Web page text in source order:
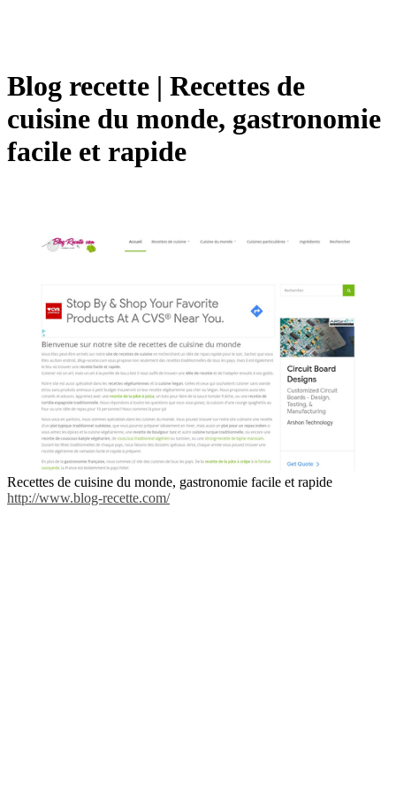
Blog recette | Recettes de
cuisine du monde, gastronomie
facile et rapide
Recettes de cuisine du monde, gastronomie facile et rapide
http://www.blog-recette.com/